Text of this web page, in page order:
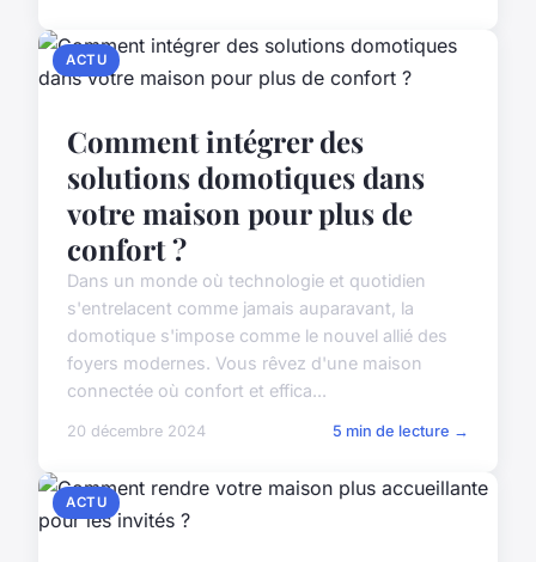
ACTU
Comment intégrer des
solutions domotiques dans
votre maison pour plus de
confort ?
Dans un monde où technologie et quotidien
s'entrelacent comme jamais auparavant, la
domotique s'impose comme le nouvel allié des
foyers modernes. Vous rêvez d'une maison
connectée où confort et effica...
20 décembre 2024 5 min de lecture →
ACTU